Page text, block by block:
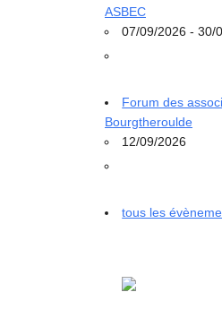
ASBEC
07/09/2026 - 30/
Forum des
Bourgtheroulde
12/09/2026
tous les